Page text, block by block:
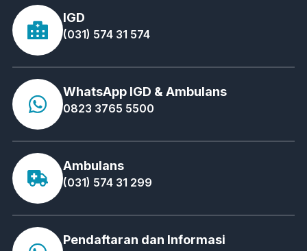
IGD
(031) 574 31 574
WhatsApp IGD & Ambulans
0823 3765 5500
Ambulans
(031) 574 31 299
Pendaftaran dan Informasi